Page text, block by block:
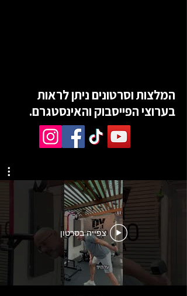
המלצות וסרטונים ניתן לראות
בערוציהפייסבוק והאינסטגרם.
צפייה בסרטון